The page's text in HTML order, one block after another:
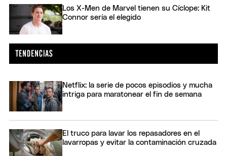
Los X-Men de Marvel tienen su Cíclope: Kit
Connor sería el elegido
Netflix: la serie de pocos episodios y mucha
intriga para maratonear el fin de semana
El truco para lavar los repasadores en el
lavarropas y evitar la contaminación cruzada